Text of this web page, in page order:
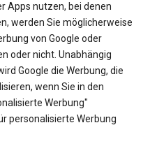
Apps nutzen, bei denen
werden Sie möglicherweise
von Google oder
oder nicht. Unabhängig
Google die Werbung, die
wenn Sie in den
Werbung"
personalisierte Werbung